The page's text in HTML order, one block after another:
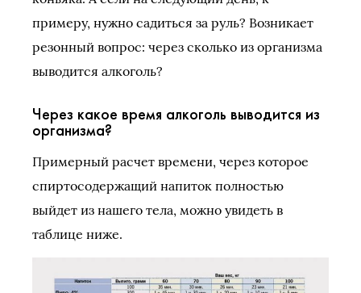
примеру, нужно садиться за руль? Возникает
резонный вопрос: через сколько из организма
выводится алкоголь?
Через какое время алкоголь выводится из
организма?
Примерный расчет времени, через которое
спиртосодержащий напиток полностью
выйдет из нашего тела, можно увидеть в
таблице ниже.